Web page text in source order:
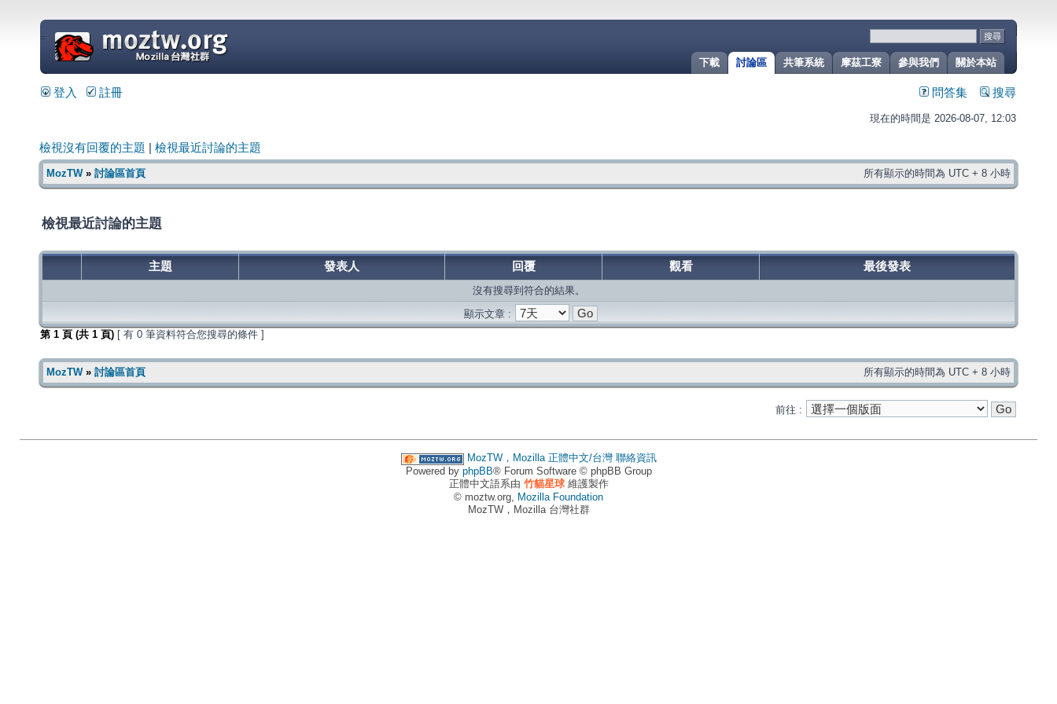
關於本站
參與我們
摩茲工寮
共筆系統
討論區
下載
=
登入 註冊 問答集 搜尋
現在的時間是 2026-08-07, 12:03
檢視沒有回覆的主題 檢視最近討論的主題
MozTW» 討論區首頁 所有顯示的時間為 UTC + 8 小時
檢視最近討論的主題
主題 發表人 回覆 觀看 最後發表
沒有搜尋到符合的結果。
顯示文章 :
第 1 頁 (共 1 頁) [ 有 0 筆資料符合您搜尋的條件 ]
MozTW» 討論區首頁 所有顯示的時間為 UTC + 8 小時
前往 :
MozTW，Mozilla 正體中文/台灣 聯絡資訊
Powered by phpBB® Forum Software © phpBB Group
正體中文語系由 竹貓星球維護製作
© moztw.org, Mozilla Foundation
MozTW，Mozilla 台灣社群